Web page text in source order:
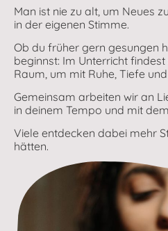
Man ist nie zu alt, um Neues
in der eigenen Stimme.
Ob du früher gern gesungen
beginnst: Im Unterricht
Raum, um mit Ruhe, Tiefe
Gemeinsam arbeiten wir an
in deinem Tempo und mit
Viele entdecken dabei mehr
hätten.